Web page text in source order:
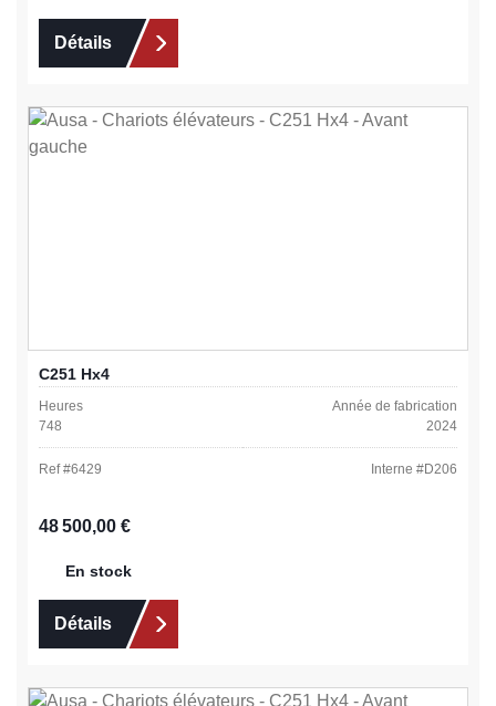
Détails
C251 Hx4
Heures
748
Année de fabrication
2024
Ref #6429 Interne #D206
Prix régulier :
48 500,00 €
En stock
Détails